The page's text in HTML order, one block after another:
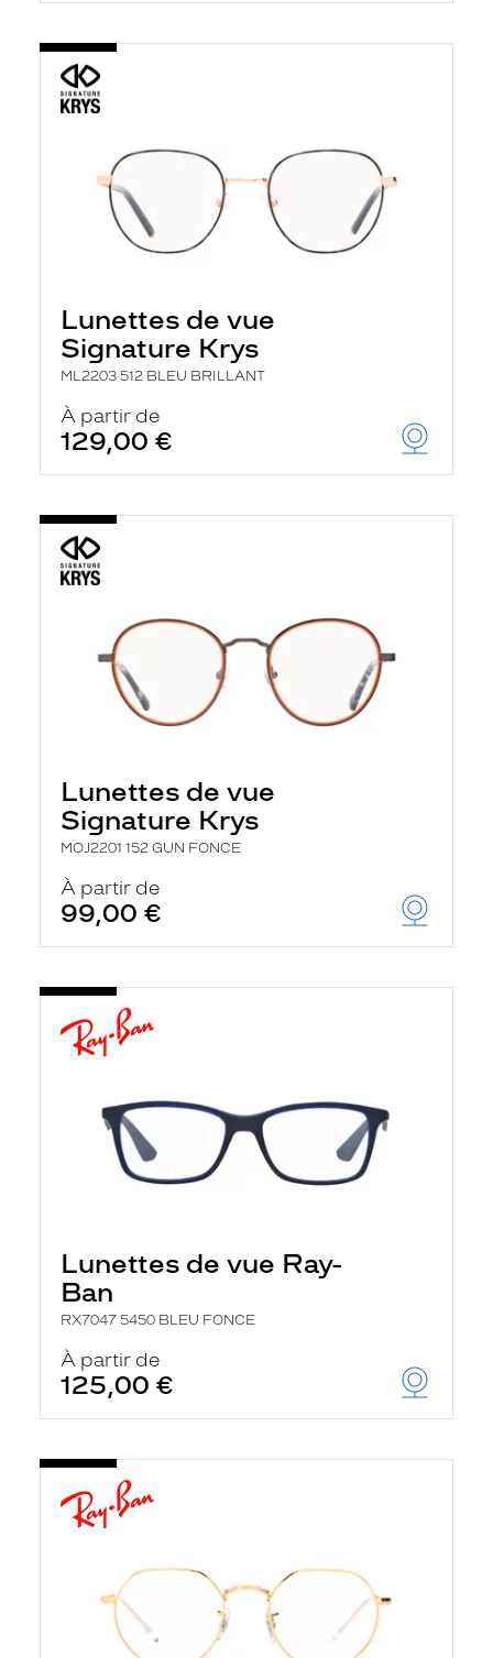
Lunettes de vue
Signature Krys
ML2203 512 BLEU BRILLANT
À partir de
129,00 €
Lunettes de vue
Signature Krys
MOJ2201 152 GUN FONCE
À partir de
99,00 €
Lunettes de vue Ray-
Ban
RX7047 5450 BLEU FONCE
À partir de
125,00 €